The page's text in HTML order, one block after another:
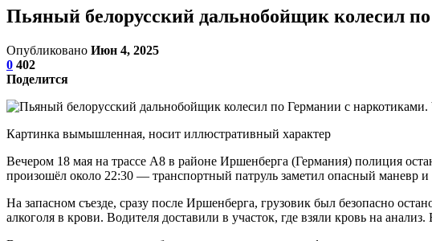
Пьяный белорусский дальнобойщик колесил
Опубликовано Июн 4, 2025
0 402
Поделится
Картинка вымышленная, носит иллюстративный характер
Вечером 18 мая на трассе A8 в районе Иршенберга (Германия) полиция
произошёл около 22:30 — транспортный патруль заметил опасный
На запасном съезде, сразу после Иршенберга, грузовик был безопасно
алкоголя в крови. Водителя доставили в участок, где взяли кровь на